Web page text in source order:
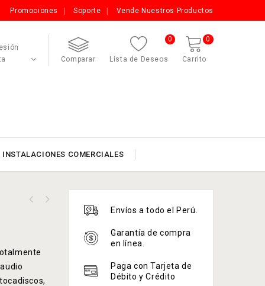
Promociones Soporte Vende Nuestros Productos
Comparar Lista de Deseos
0
Carrito
0
INSTALACIONES COMERCIALES
Envíos a todo el Perú.
Garantía de compra
en línea.
Paga con Tarjeta de
Débito y Crédito